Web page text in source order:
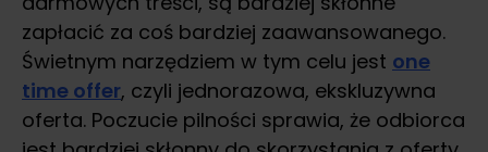
zapłacić za coś bardziej zaawansowanego.
Świetnym narzędziem w tym celu jest one
time offer, czyli jednorazowa, ekskluzywna
oferta. Poczucie pilności sprawia, że odbiorca